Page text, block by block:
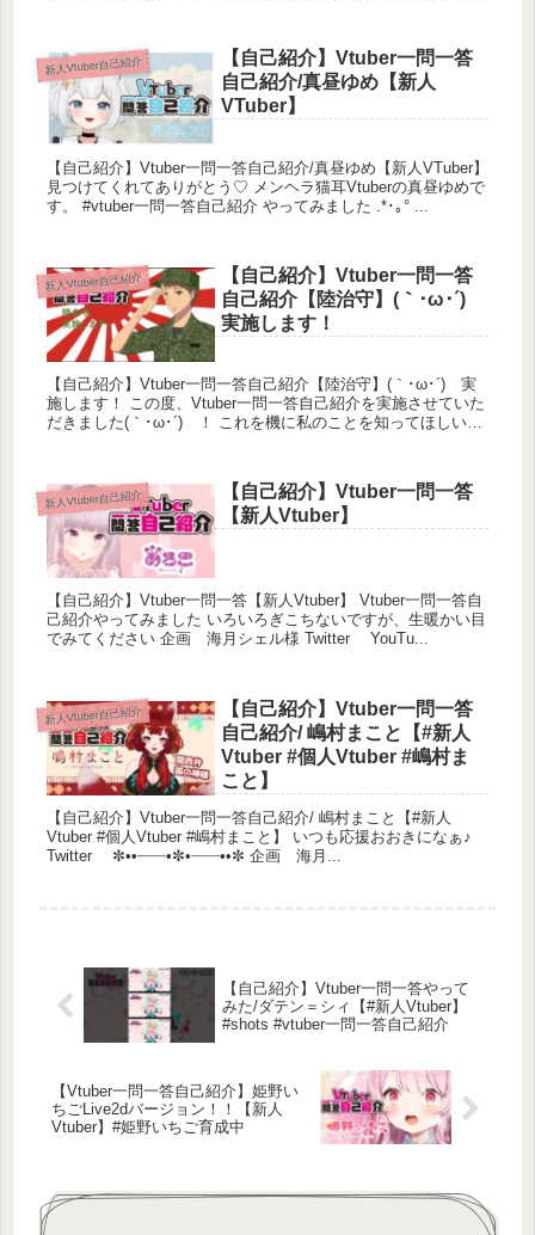
新人Vtuber自己紹介
【自己紹介】Vtuber一問一答
自己紹介/真昼ゆめ【新人
VTuber】
【自己紹介】Vtuber一問一答自己紹介/真昼ゆめ【新人VTuber】
見つけてくれてありがとう♡ メンヘラ猫耳Vtuberの真昼ゆめで
す。 #vtuber一問一答自己紹介 やってみました .*･｡° ...
新人Vtuber自己紹介
【自己紹介】Vtuber一問一答
自己紹介【陸治守】(｀･ω･´)ゞ
実施します！
【自己紹介】Vtuber一問一答自己紹介【陸治守】(｀･ω･´)ゞ実
施します！ この度、Vtuber一問一答自己紹介を実施させていた
だきました(｀･ω･´)ゞ！ これを機に私のことを知ってほしいで
新人Vtuber自己紹介
【自己紹介】Vtuber一問一答
【新人Vtuber】
【自己紹介】Vtuber一問一答【新人Vtuber】 Vtuber一問一答自
己紹介やってみました いろいろぎこちないですが、生暖かい目
でみてください 企画 海月シェル様 Twitter YouTu...
新人Vtuber自己紹介
【自己紹介】Vtuber一問一答
自己紹介/ 嶋村まこと【#新人
Vtuber #個人Vtuber #嶋村ま
こと】
【自己紹介】Vtuber一問一答自己紹介/ 嶋村まこと【#新人
Vtuber #個人Vtuber #嶋村まこと】 いつも応援おおきになぁ♪
Twitter ✼••┈┈┈•✼•┈┈┈••✼ 企画 海月...
【自己紹介】Vtuber一問一答やって
みた/ダテン＝シィ【#新人Vtuber】
#shots #vtuber一問一答自己紹介
【Vtuber一問一答自己紹介】姫野い
ちごLive2dバージョン！！【新人
Vtuber】#姫野いちご育成中